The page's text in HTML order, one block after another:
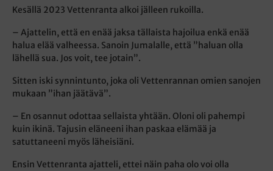
Kesällä 2023 Vettenranta alkoi jälleen rukoilla.
– Ajattelin, että en enää jaksa tällaista hajoilua enkä enää
halua elää valheessa. Sanoin Jumalalle, että ”haluan olla
lähellä sua. Jos voit, tee jotain”.
Sitten iski synnintunto, joka oli Vettenrannan omien sanojen
mukaan ”ihan jäätävä”.
– En osannut odottaa sellaista yhtään. Oloni oli pahempi
kuin ikinä. Tajusin eläneeni ihan paskaa elämää ja
satuttaneeni myös läheisiäni.
Ensin Vettenranta ajatteli, ettei näin paha olo voi olla